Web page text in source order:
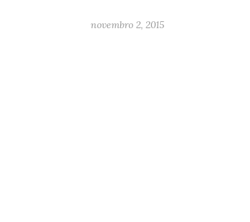
novembro 2, 2015